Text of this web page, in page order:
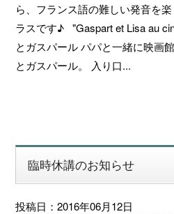
ら、フランス語の難しい発音を
ラスです♪ "Gaspart et Lisa au
とガスパール パパと一緒に映画
とガスパール。 入り口...
臨時休講のお知らせ
投稿日：2016年06月12日